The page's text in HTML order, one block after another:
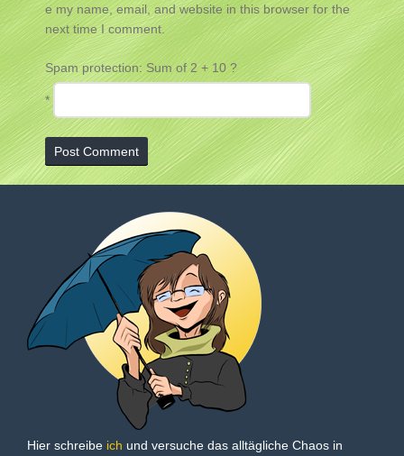
e my name, email, and website in this browser for the
next time I comment.
Spam protection: Sum of 2 + 10 ?
*
Hier schreibe ich und versuche das alltägliche Chaos in